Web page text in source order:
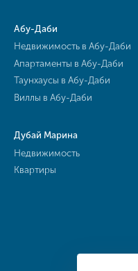
Абу-Даби
Недвижимость в Абу-Даби
Апартаменты в Абу-Даби
Таунхаусы в Абу-Даби
Виллы в Абу-Даби
Дубай Марина
Недвижимость
Квартиры